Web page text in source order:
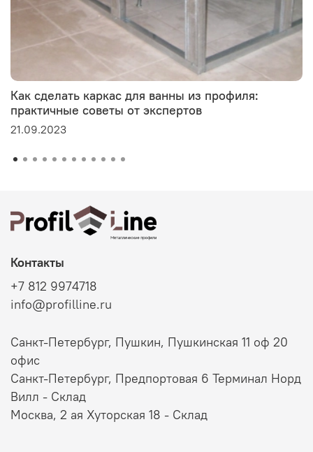
Как сделать каркас для ванны из профиля:
практичные советы от экспертов
21.09.2023
Контакты
+7 812 9974718
info@profilline.ru
Санкт-Петербург, Пушкин, Пушкинская 11 оф 20
офис
Санкт-Петербург, Предпортовая 6 Терминал Норд
Вилл - Склад
Москва, 2 ая Хуторская 18 - Склад